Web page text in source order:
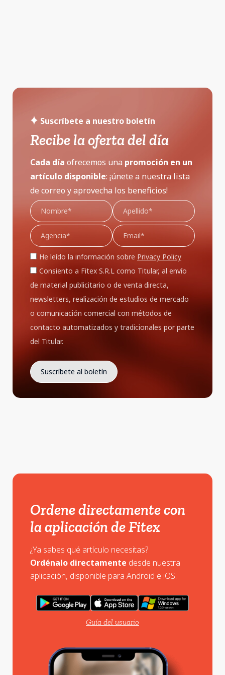
Suscríbete a nuestro boletín
Recibe la oferta del día
Cada día ofrecemos una promoción en un
artículo disponible: ¡únete a nuestra lista
de correo y aprovecha los beneficios!
He leído la información sobre Privacy Policy
Consiento a Fitex S.R.L como Titular, al envío
de material publicitario o de venta directa,
newsletters, realización de estudios de mercado
o comunicación comercial con métodos de
contacto automatizados y tradicionales por parte
del Titular.
Ordene directamente con
la aplicación de Fitex
¿Ya sabes qué artículo necesitas?
Ordénalo directamente desde nuestra
aplicación, disponible para Android e iOS.
Guía del usuario